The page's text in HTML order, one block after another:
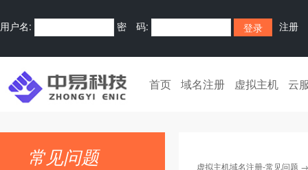
用户名: 密 码: 注册
首页 域名注册 虚拟主机 云
常见问题 虚拟主机域名注册-常见问题